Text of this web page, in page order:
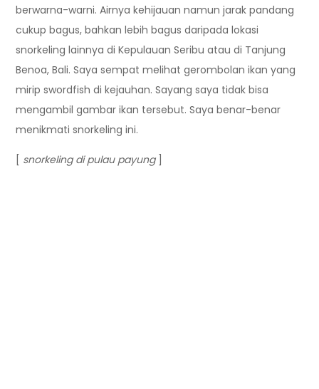
berwarna-warni. Airnya kehijauan namun jarak pandang
cukup bagus, bahkan lebih bagus daripada lokasi
snorkeling lainnya di Kepulauan Seribu atau di Tanjung
Benoa, Bali. Saya sempat melihat gerombolan ikan yang
mirip swordfish di kejauhan. Sayang saya tidak bisa
mengambil gambar ikan tersebut. Saya benar-benar
menikmati snorkeling ini.
snorkeling di pulau payung